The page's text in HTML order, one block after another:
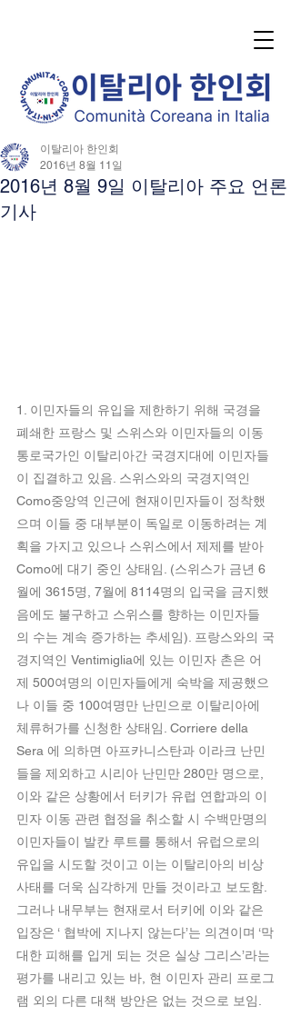
2016년 8월 9일 이탈리아 주요 언론
기사
이탈리아 한인회
2016년 8월 11일
1. 이민자들의 유입을 제한하기 위해 국경을
폐쇄한 프랑스 및 스위스와 이민자들의 이동
통로국가인 이탈리아간 국경지대에 이민자들
이 집결하고 있음. 스위스와의 국경지역인
Como중앙역 인근에 현재이민자들이 정착했
으며 이들 중 대부분이 독일로 이동하려는 계
획을 가지고 있으나 스위스에서 제제를 받아
Como에 대기 중인 상태임. (스위스가 금년 6
월에 3615명, 7월에 8114명의 입국을 금지했
음에도 불구하고 스위스를 향하는 이민자들
의 수는 계속 증가하는 추세임). 프랑스와의 국
경지역인 Ventimiglia에 있는 이민자 촌은 어
제 500여명의 이민자들에게 숙박을 제공했으
나 이들 중 100여명만 난민으로 이탈리아에
체류허가를 신청한 상태임. Corriere della
Sera 에 의하면 아프카니스탄과 이라크 난민
들을 제외하고 시리아 난민만 280만 명으로,
이와 같은 상황에서 터키가 유럽 연합과의 이
민자 이동 관련 협정을 취소할 시 수백만명의
이민자들이 발칸 루트를 통해서 유럽으로의
유입을 시도할 것이고 이는 이탈리아의 비상
사태를 더욱 심각하게 만들 것이라고 보도함.
그러나 내무부는 현재로서 터키에 이와 같은
입장은 ‘ 협박에 지나지 않는다’는 의견이며 ‘막
대한 피해를 입게 되는 것은 실상 그리스’라는
평가를 내리고 있는 바, 현 이민자 관리 프로그
램 외의 다른 대책 방안은 없는 것으로 보임.